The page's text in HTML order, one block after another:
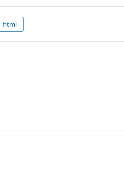
html